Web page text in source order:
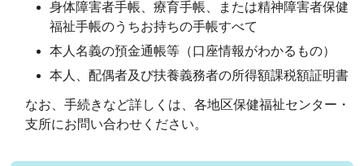
身体障害者手帳、療育手帳、または精神障害者保健
福祉手帳のうちお持ちの手帳すべて
本人名義の預金通帳等（口座情報がわかるもの）
本人、配偶者及び扶養義務者の所得額課税額証明書
なお、手続きなど詳しくは、各地区保健福祉センター・
支所にお問い合わせください。